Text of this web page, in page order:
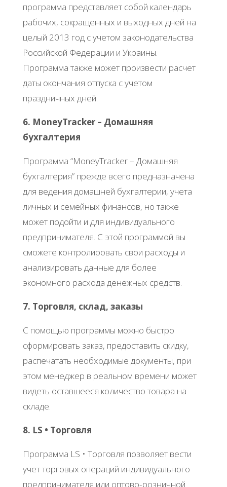
программа представляет собой календарь
рабочих, сокращенных и выходных дней на
целый 2013 год с учетом законодательства
Российской Федерации и Украины.
Программа также может произвести расчет
даты окончания отпуска с учетом
праздничных дней.
6. MoneyTracker – Домашняя
бухгалтерия
Программа “MoneyTracker – Домашняя
бухгалтерия” прежде всего предназначена
для ведения домашней бухгалтерии, учета
личных и семейных финансов, но также
может подойти и для индивидуального
предпринимателя. С этой программой вы
сможете контролировать свои расходы и
анализировать данные для более
экономного расхода денежных средств.
7. Торговля, склад, заказы
С помощью программы можно быстро
сформировать заказ, предоставить скидку,
распечатать необходимые документы, при
этом менеджер в реальном времени может
видеть оставшееся количество товара на
складе.
8. LS • Торговля
Программа LS • Торговля позволяет вести
учет торговых операций индивидуального
предпринимателя или оптово-розничной